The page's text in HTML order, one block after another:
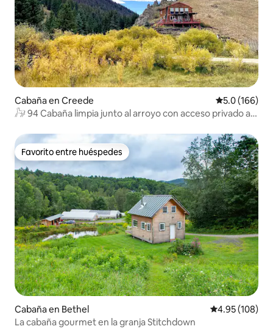
Cabaña en Creede Calificación
5.0 (166)
𓃗 94 Cabaña limpia junto al arroyo con acceso privado al
Favorito entre huéspedes
Favorito entre huéspedes
Cabaña en Bethel Calificación
4.95 (108)
La cabaña gourmet en la granja Stitchdown